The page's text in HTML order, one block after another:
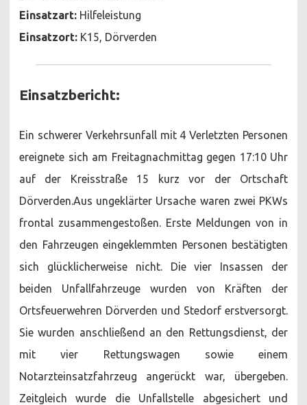
Einsatzart: Hilfeleistung
Einsatzort: K15, Dörverden
Einsatzbericht:
Ein schwerer Verkehrsunfall mit 4 Verletzten Personen
ereignete sich am Freitagnachmittag gegen 17:10 Uhr
auf der Kreisstraße 15 kurz vor der Ortschaft
Dörverden.Aus ungeklärter Ursache waren zwei PKWs
frontal zusammengestoßen. Erste Meldungen von in
den Fahrzeugen eingeklemmten Personen bestätigten
sich glücklicherweise nicht. Die vier Insassen der
beiden Unfallfahrzeuge wurden von Kräften der
Ortsfeuerwehren Dörverden und Stedorf erstversorgt.
Sie wurden anschließend an den Rettungsdienst, der
mit vier Rettungswagen sowie einem
Notarzteinsatzfahrzeug angerückt war, übergeben.
Zeitgleich wurde die Unfallstelle abgesichert und